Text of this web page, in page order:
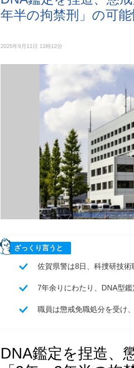
年半の拘禁刑」の可
2025年9月11日 11時12分
ざっくり言うと
佐賀県警は8日、科捜研技
7年余りにわたり、DNA型
職員は懲戒免職処分を受け
DNA鑑定を捏造、